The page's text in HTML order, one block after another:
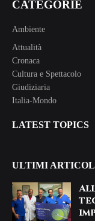
CATEGORIE
Ambiente
Attualità
Cronaca
Cultura e Spettacolo
Giudiziaria
Italia-Mondo
LATEST TOPICS
ULTIMI